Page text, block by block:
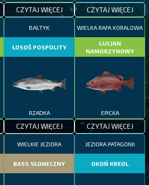
CZYTAJ WIĘCEJ CZYTAJ WIĘCEJ
BAŁTYK
ŁOSOŚ POSPOLITY
RZADKA
CZYTAJ WIĘCEJ
WIELKA RAFA KORALOWA
LUCJAN
NAMORZYNOWY
EPICKA
CZYTAJ WIĘCEJ
WIELKIE JEZIORA
BASS SŁONECZNY
JEZIORA PATAGONII
OKOŃ KREOL